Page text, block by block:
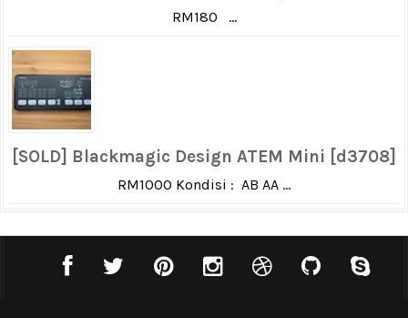
RM180 ...
[SOLD] Blackmagic Design ATEM Mini [d3708]
RM1000 Kondisi : AB AA ...